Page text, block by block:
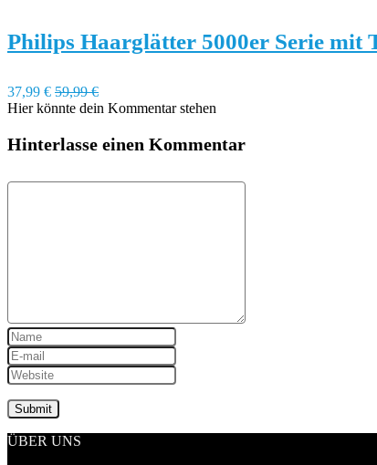
Philips Haarglätter 5000er Serie mit
37,99 € 59,99 €
Hier könnte dein Kommentar stehen
Hinterlasse einen Kommentar
ÜBER UNS